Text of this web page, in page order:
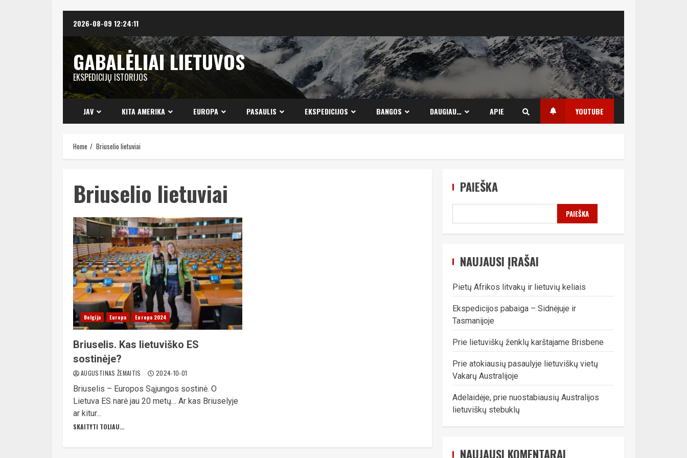
content
2026-08-09 12:24:12
GABALĖLIAI LIETUVOS
EKSPEDICIJŲ ISTORIJOS
JAV KITA AMERIKA EUROPA PASAULIS EKSPEDICIJOS BANGOS DAUGIAU… APIE YOUTUBE
Home Briuselio lietuviai
Briuselio lietuviai
Belgija Europa Europa 2024
Briuselis. Kas lietuviško ES
sostinėje?
AUGUSTINAS ŽEMAITIS 2024-10-01
Briuselis – Europos Sąjungos sostinė. O
Lietuva ES narė jau 20 metų… Ar kas Briuselyje
ar kitur...
SKAITYTI TOLIAU...
PAIEŠKA
PAIEŠKA
NAUJAUSI ĮRAŠAI
Pietų Afrikos litvakų ir lietuvių keliais
Ekspedicijos pabaiga – Sidnėjuje ir
Tasmanijoje
Prie lietuviškų ženklų karštajame Brisbene
Prie atokiausių pasaulyje lietuviškų vietų
Vakarų Australijoje
Adelaidėje, prie nuostabiausių Australijos
lietuviškų stebuklų
NAUJAUSI KOMENTARAI